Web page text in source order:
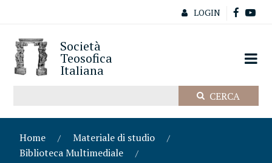
LOGIN
Società
Teosofica
Italiana
Home
Materiale di studio
Biblioteca Multimediale